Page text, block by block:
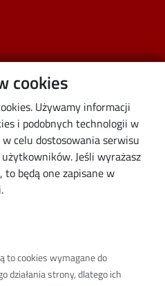
cookies
Używamy informacji
i podobnych technologii w
celu dostosowania serwisu
Jeśli wyrażasz
to będą one zapisane w
to cookies wymagane do
działania strony, dlatego ich